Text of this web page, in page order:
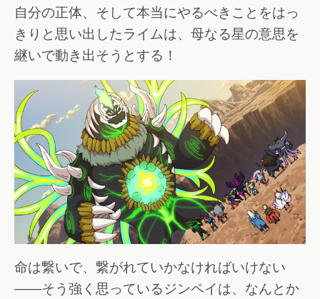
自分の正体、そして本当にやるべきことをはっ
きりと思い出したライムは、母なる星の意思を
継いで動き出そうとする！
命は繋いで、繋がれていかなければいけない
――そう強く思っているジンペイは、なんとか